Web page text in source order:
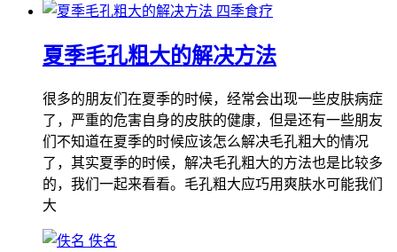
四季食疗
夏季毛孔粗大的解决方法
很多的朋友们在夏季的时候，经常会出现一些皮肤病症
了，严重的危害自身的皮肤的健康，但是还有一些朋友
们不知道在夏季的时候应该怎么解决毛孔粗大的情况
了，其实夏季的时候，解决毛孔粗大的方法也是比较多
的，我们一起来看看。毛孔粗大应巧用爽肤水可能我们
大
佚名